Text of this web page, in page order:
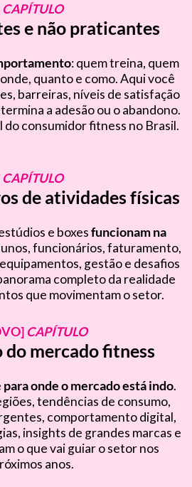
CAPÍTULO
e não praticantes
: quem treina, quem
quanto e como. Aqui você
barreiras, níveis de satisfação
a adesão ou o abandono.
do consumidor fitness no Brasil.
CAPÍTULO
de atividades físicas
e boxesfuncionam na
funcionários, faturamento,
gestão e desafios
completo da realidade
que movimentam o setor.
CAPÍTULO
do mercado fitness
para onde o mercado está indo.
tendências de consumo,
comportamento digital,
insights de grandes marcas e
o que vai guiar o setor nos
anos.